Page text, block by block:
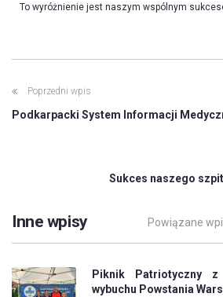
To wyróżnienie jest naszym wspólnym
Poprzedni wpis
Podkarpacki System Informacji
Sukces naszego
Inne wpisy Powiązane
Piknik Patriotyczny
wybuchu Powstania